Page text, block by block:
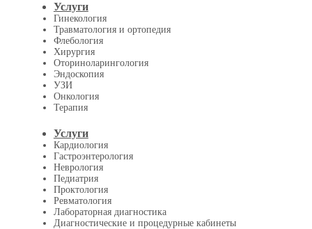
Услуги
Гинекология
Травматология и ортопедия
Флебология
Хирургия
Оториноларингология
Эндоскопия
УЗИ
Онкология
Терапия
Услуги
Кардиология
Гастроэнтерология
Неврология
Педиатрия
Проктология
Ревматология
Лабораторная диагностика
Диагностические и процедурные кабинеты